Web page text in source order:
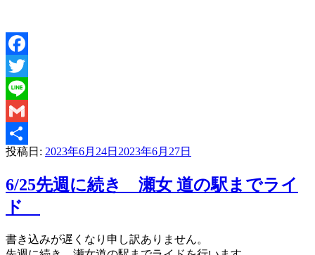
Facebook
Twitter
Line
Gmail
共
有
投稿日: 2023年6月24日 2023年6月27日
6/25先週に続き 瀬女 道の駅までライ
ド
書き込みが遅くなり申し訳ありません。